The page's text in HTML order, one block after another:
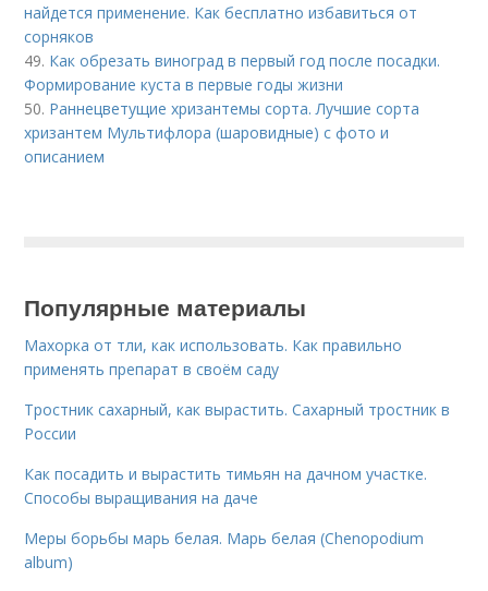
найдется применение. Как бесплатно избавиться от
сорняков
49. Как обрезать виноград в первый год после посадки.
Формирование куста в первые годы жизни
50. Раннецветущие хризантемы сорта. Лучшие сорта
хризантем Мультифлора (шаровидные) с фото и
описанием
Популярные материалы
Махорка от тли, как использовать. Как правильно
применять препарат в своём саду
Тростник сахарный, как вырастить. Сахарный тростник в
России
Как посадить и вырастить тимьян на дачном участке.
Способы выращивания на даче
Меры борьбы марь белая. Марь белая (Chenopodium
album)